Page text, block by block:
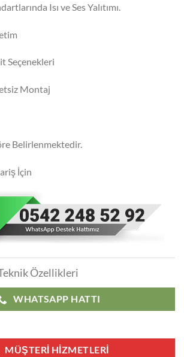
Isı ve Ses Yalıtımı.
Seçenekleri
Montaj
Belirlenmektedir.
İçin
Özellikleri
WHATSAPP HATTI
MÜŞTERI HIZMETLERI